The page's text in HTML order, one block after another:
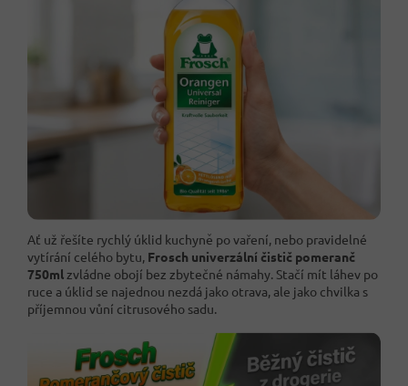
Ať už řešíte rychlý úklid kuchyně po vaření, nebo pravidelné
vytírání celého bytu, Frosch univerzální čistič pomeranč
750ml zvládne obojí bez zbytečné námahy. Stačí mít láhev po
ruce a úklid se najednou nezdá jako otrava, ale jako chvilka s
příjemnou vůní citrusového sadu.